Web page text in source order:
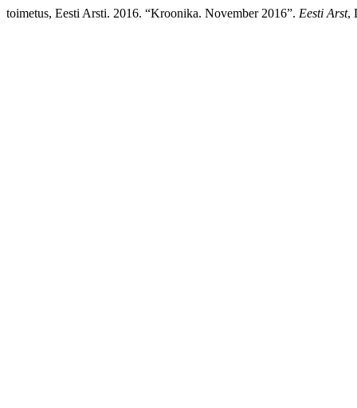
toimetus, Eesti Arsti. 2016. “Kroonika. November 2016”. Eesti Arst,